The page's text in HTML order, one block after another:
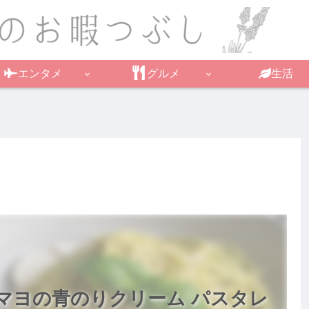
エンタメ グルメ 生活
ヨの青のりクリーム パスタレ